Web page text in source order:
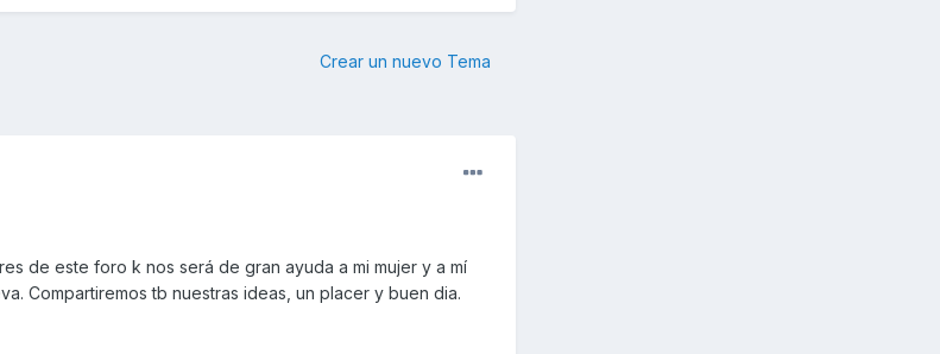
Crear un nuevo Tema
de este foro k nos será de gran ayuda a mi mujer y a mí
Compartiremos tb nuestras ideas, un placer y buen dia.